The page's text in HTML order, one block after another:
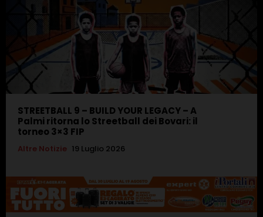
STREETBALL 9 – BUILD YOUR LEGACY – A
Palmi ritorna lo Streetball dei Bovari: il
torneo 3×3 FIP
Altre Notizie 19 Luglio 2026